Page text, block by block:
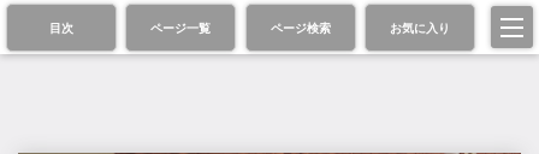
目次 ページ一覧 ページ検索 お気に入り